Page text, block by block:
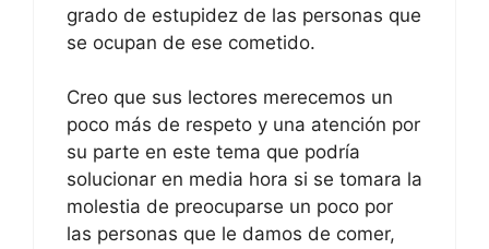
grado de estupidez de las personas que
se ocupan de ese cometido.
Creo que sus lectores merecemos un
poco más de respeto y una atención por
su parte en este tema que podría
solucionar en media hora si se tomara la
molestia de preocuparse un poco por
las personas que le damos de comer,